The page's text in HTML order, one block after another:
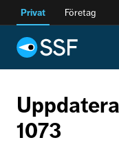
Privat Företag
1073